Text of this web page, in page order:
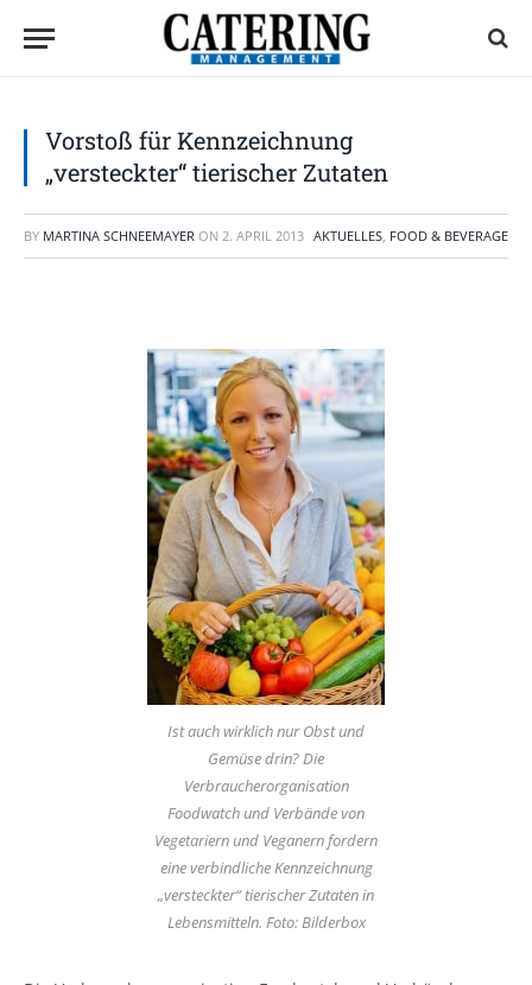
Vorstoß für Kennzeichnung
„versteckter“ tierischer Zutaten
BY MARTINA SCHNEEMAYER ON 2. APRIL 2013 AKTUELLES, FOOD & BEVERAGE
Ist auch wirklich nur Obst und
Gemüse drin? Die
Verbraucherorganisation
Foodwatch und Verbände von
Vegetariern und Veganern fordern
eine verbindliche Kennzeichnung
„versteckter“ tierischer Zutaten in
Lebensmitteln. Foto: Bilderbox